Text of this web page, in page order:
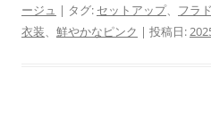
ージュ | タグ: セットアップ、 フラ
衣装、 鮮やかなピンク | 投稿日: